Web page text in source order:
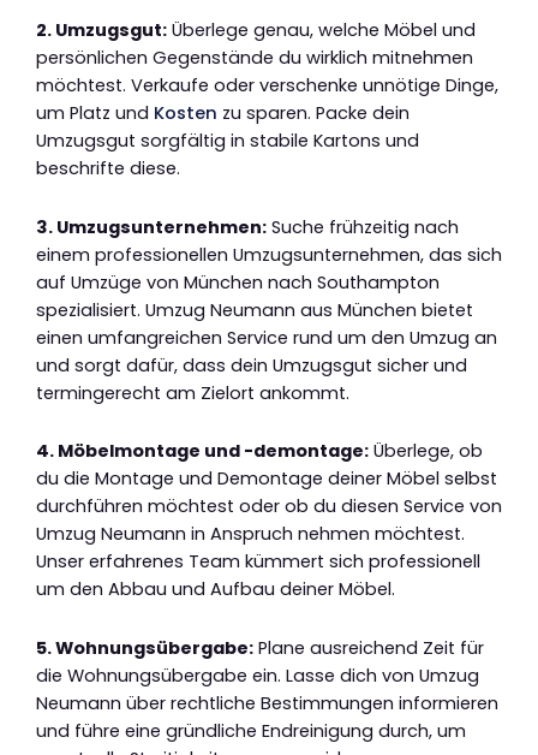
2. Umzugsgut: Überlege genau, welche Möbel und
persönlichen Gegenstände du wirklich mitnehmen
möchtest. Verkaufe oder verschenke unnötige Dinge,
um Platz und Kosten zu sparen. Packe dein
Umzugsgut sorgfältig in stabile Kartons und
beschrifte diese.
3. Umzugsunternehmen: Suche frühzeitig nach
einem professionellen Umzugsunternehmen, das sich
auf Umzüge von München nach Southampton
spezialisiert. Umzug Neumann aus München bietet
einen umfangreichen Service rund um den Umzug an
und sorgt dafür, dass dein Umzugsgut sicher und
termingerecht am Zielort ankommt.
4. Möbelmontage und -demontage: Überlege, ob
du die Montage und Demontage deiner Möbel selbst
durchführen möchtest oder ob du diesen Service von
Umzug Neumann in Anspruch nehmen möchtest.
Unser erfahrenes Team kümmert sich professionell
um den Abbau und Aufbau deiner Möbel.
5. Wohnungsübergabe: Plane ausreichend Zeit für
die Wohnungsübergabe ein. Lasse dich von Umzug
Neumann über rechtliche Bestimmungen informieren
und führe eine gründliche Endreinigung durch, um